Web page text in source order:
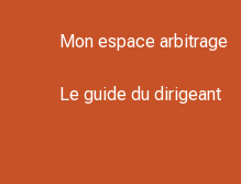
Mon espace arbitrage
Le guide du dirigeant